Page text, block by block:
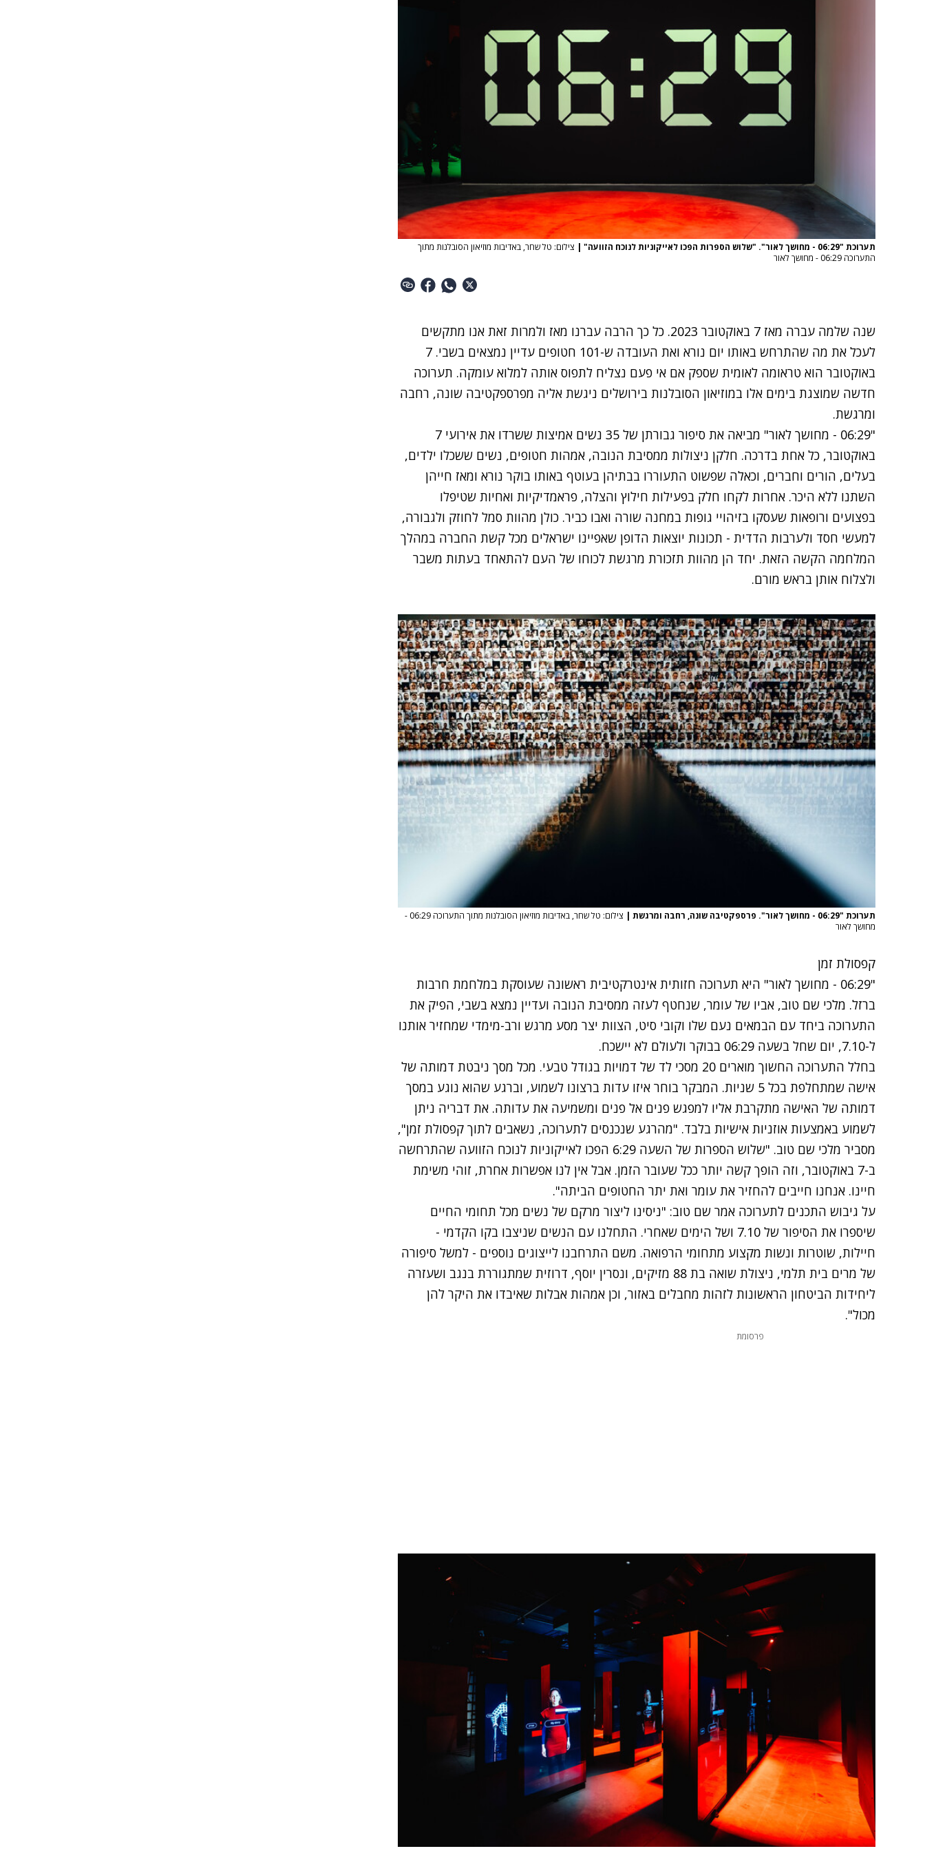
תערוכת "06:29 - מחושך לאור". "שלוש הספרות הפכו לאייקוניות לנוכח הזוועה" | צילום: טל שחר, באדיבות מוזיאון הסובלנות מתוך
התערוכה 06:29 - מחושך לאור
שנה שלמה עברה מאז 7 באוקטובר 2023. כל כך הרבה עברנו מאז ולמרות זאת אנו מתקשים
לעכל את מה שהתרחש באותו יום נורא ואת העובדה ש-101 חטופים עדיין נמצאים בשבי. 7
באוקטובר הוא טראומה לאומית שספק אם אי פעם נצליח לתפוס אותה למלוא עומקה. תערוכה
חדשה שמוצגת בימים אלו במוזיאון הסובלנות בירושלים ניגשת אליה מפרספקטיבה שונה, רחבה
ומרגשת.
"06:29 - מחושך לאור" מביאה את סיפור גבורתן של 35 נשים אמיצות ששרדו את אירועי 7
באוקטובר, כל אחת בדרכה. חלקן ניצולות ממסיבת הנובה, אמהות חטופים, נשים ששכלו ילדים,
בעלים, הורים וחברים, וכאלה שפשוט התעוררו בבתיהן בעוטף באותו בוקר נורא ומאז חייהן
השתנו ללא היכר. אחרות לקחו חלק בפעילות חילוץ והצלה, פראמדיקיות ואחיות שטיפלו
בפצועים ורופאות שעסקו בזיהויי גופות במחנה שורה ואבו כביר. כולן מהוות סמל לחוזק ולגבורה,
למעשי חסד ולערבות הדדית - תכונות יוצאות הדופן שאפיינו ישראלים מכל קשת החברה במהלך
המלחמה הקשה הזאת. יחד הן מהוות תזכורת מרגשת לכוחו של העם להתאחד בעתות משבר
ולצלוח אותן בראש מורם.
תערוכת "06:29 - מחושך לאור". פרספקטיבה שונה, רחבה ומרגשת |
צילום: טל שחר, באדיבות מוזיאון הסובלנות מתוך התערוכה 06:29 -
מחושך לאור
קפסולת זמן
"06:29 - מחושך לאור" היא תערוכה חזותית אינטרקטיבית ראשונה שעוסקת במלחמת חרבות
ברזל. מלכי שם טוב, אביו של עומר, שנחטף לעזה ממסיבת הנובה ועדיין נמצא בשבי, הפיק את
התערוכה ביחד עם הבמאים נעם שלו וקובי סיט, הצוות יצר מסע מרגש ורב-מימדי שמחזיר אותנו
ל-7.10, יום שחל בשעה 06:29 בבוקר ולעולם לא יישכח.
בחלל התערוכה החשוך מוארים 20 מסכי לד של דמויות בגודל טבעי. מכל מסך ניבטת דמותה של
אישה שמתחלפת בכל 5 שניות. המבקר בוחר איזו עדות ברצונו לשמוע, וברגע שהוא נוגע במסך
דמותה של האישה מתקרבת אליו למפגש פנים אל פנים ומשמיעה את עדותה. את דבריה ניתן
לשמוע באמצעות אוזניות אישיות בלבד. "מהרגע שנכנסים לתערוכה, נשאבים לתוך קפסולת זמן",
מסביר מלכי שם טוב. "שלוש הספרות של השעה 6:29 הפכו לאייקוניות לנוכח הזוועה שהתרחשה
ב-7 באוקטובר, וזה הופך קשה יותר ככל שעובר הזמן. אבל אין לנו אפשרות אחרת, זוהי משימת
חיינו. אנחנו חייבים להחזיר את עומר ואת יתר החטופים הביתה".
על גיבוש התכנים לתערוכה אמר שם טוב: "ניסינו ליצור מרקם של נשים מכל תחומי החיים
שיספרו את הסיפור של 7.10 ושל הימים שאחרי. התחלנו עם הנשים שניצבו בקו הקדמי -
חיילות, שוטרות ונשות מקצוע מתחומי הרפואה. משם התרחבנו לייצוגים נוספים - למשל סיפורה
של מרים בית תלמי, ניצולת שואה בת 88 מזיקים, ונסרין יוסף, דרוזית שמתגוררת בנגב ושעזרה
ליחידות הביטחון הראשונות לזהות מחבלים באזור, וכן אמהות אבלות שאיבדו את היקר להן
מכול".
פרסומת